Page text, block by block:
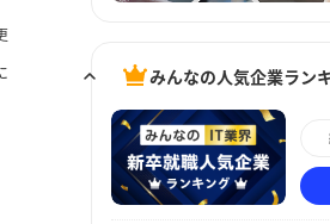
みんなの人気企業ラン